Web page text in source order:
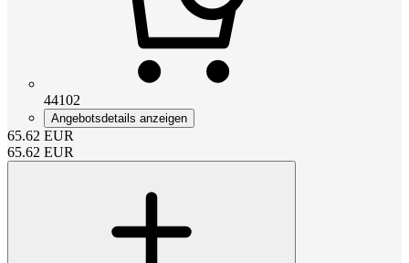
44102
Angebotsdetails anzeigen
65.62 EUR
65.62 EUR